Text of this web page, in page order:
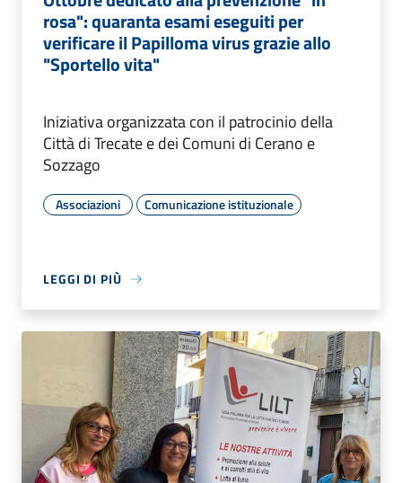
rosa": quaranta esami eseguiti per
verificare il Papilloma virus grazie allo
"Sportello vita"
Iniziativa organizzata con il patrocinio della
Città di Trecate e dei Comuni di Cerano e
Sozzago
Associazioni Comunicazione istituzionale
LEGGI DI PIÙ